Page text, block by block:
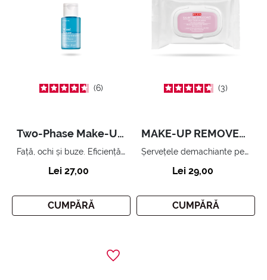
6
Two-Phase Make-Up Remover 50 ml
Față, ochi și buze. Eficiență și delicatețe pentru tenul tău.
Lei 27,00
CUMPĂRĂ
3
MAKE-UP REMOVER WIPES
Șervețele demachiante pentru față, ochi și buze, cu ulei de migdale.
Lei 29,00
CUMPĂRĂ